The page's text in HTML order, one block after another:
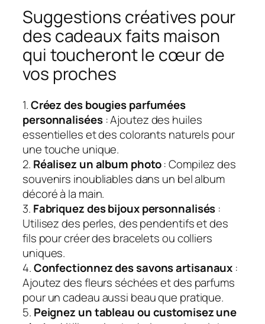
Suggestions créatives pour
des cadeaux faits maison
qui toucheront le cœur de
vos proches
1.Créez des bougies parfumées
personnalisées: Ajoutez des huiles
essentielles et des colorants naturels pour
une touche unique.
2. Réalisez un album photo: Compilez des
souvenirs inoubliables dans un bel album
décoré à la main.
3. Fabriquez des bijoux personnalisés :
Utilisez des perles, des pendentifs et des
fils pour créer des bracelets ou colliers
uniques.
4.Confectionnez des savons artisanaux :
Ajoutez des fleurs séchées et des parfums
pour un cadeau aussi beau que pratique.
5. Peignez un tableau ou customisez une